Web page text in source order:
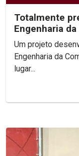
Totalmente
Engenharia
lugar no
Um projeto
Engenharia da
lugar...